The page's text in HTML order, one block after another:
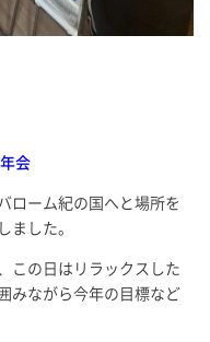
会
ローム紀の国へと場所を
ました。
この日はリラックスした
みながら今年の目標など